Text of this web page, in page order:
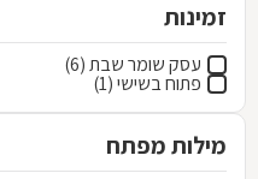
זמינות
עסק שומר שבת (6)
פתוח בשישי (1)
מילות מפתח